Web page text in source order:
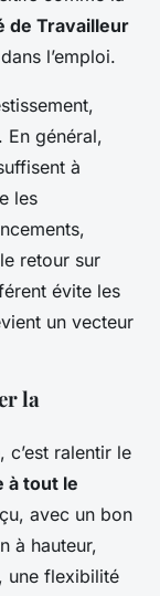
de Travailleur
l’emploi.
En général,
à
les
retour sur
évite les
un vecteur
la
c’est ralentir le
à tout le
avec un bon
à hauteur,
une flexibilité